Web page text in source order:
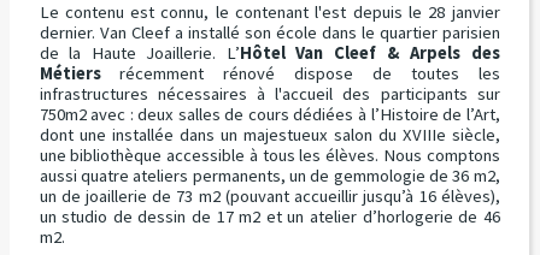
Le contenu est connu, le contenant l'est depuis le 28 janvier
dernier. Van Cleef a installé son école dans le quartier parisien
de la Haute Joaillerie. L’Hôtel Van Cleef & Arpels des
Métiersrécemment rénové dispose de toutes les
infrastructures nécessaires à l'accueil des participants sur
750m2 avec : deux salles de cours dédiées à l’Histoire de l’Art,
dont une installée dans un majestueux salon du XVIIIe siècle,
une bibliothèque accessible à tous les élèves. Nous comptons
aussi quatre ateliers permanents, un de gemmologie de 36 m2,
un de joaillerie de 73 m2 (pouvant accueillir jusqu’à 16 élèves),
un studio de dessin de 17 m2 et un atelier d’horlogerie de 46
m2.